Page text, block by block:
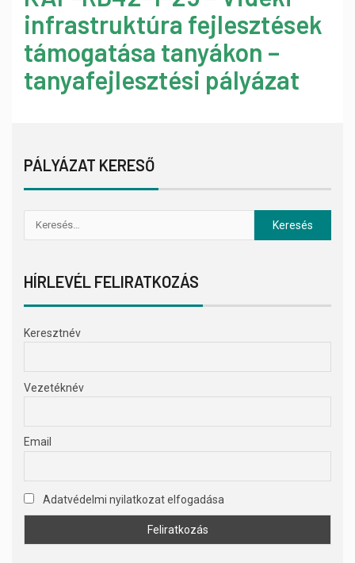
infrastruktúra fejlesztések
támogatása tanyákon –
tanyafejlesztési pályázat
PÁLYÁZAT KERESŐ
HÍRLEVÉL FELIRATKOZÁS
Keresztnév
Vezetéknév
Email
Adatvédelmi nyilatkozat elfogadása